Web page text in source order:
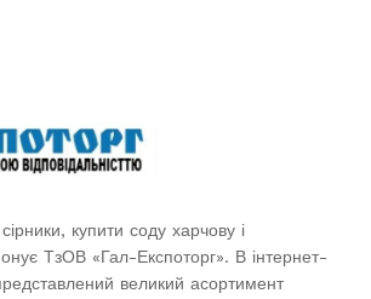
купити соду харчову і
ТзОВ «Гал-Експоторг». В інтернет-
великий асортимент